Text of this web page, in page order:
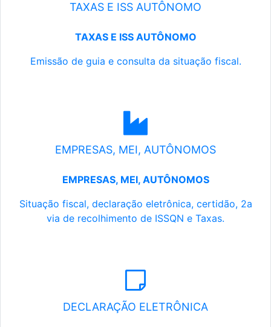
TAXAS E ISS AUTÔNOMO
TAXAS E ISS AUTÔNOMO
Emissão de guia e consulta da situação fiscal.
EMPRESAS, MEI, AUTÔNOMOS
EMPRESAS, MEI, AUTÔNOMOS
Situação fiscal, declaração eletrônica, certidão, 2a
via de recolhimento de ISSQN e Taxas.
DECLARAÇÃO ELETRÔNICA